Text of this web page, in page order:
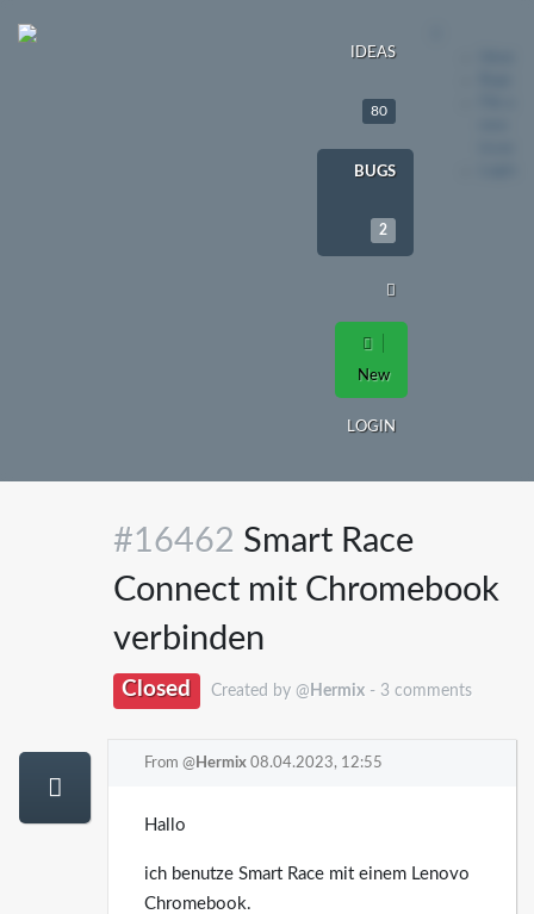
IDEAS
80
BUGS
2
New
LOGIN
#16462 Smart Race
Connect mit Chromebook
verbinden
Closed Created by @ Hermix- 3 comments
From @Hermix 08.04.2023, 12:55
Hallo
ich benutze Smart Race mit einem Lenovo
Chromebook.